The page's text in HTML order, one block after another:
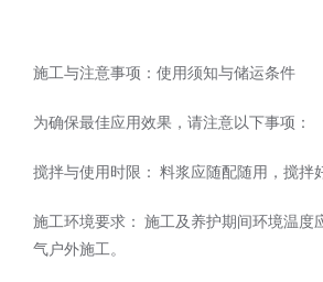
施工与注意事项：使用须知与储运条件
为确保最佳应用效果，请注意以下事项：
搅拌与使用时限： 料浆应随配随用，搅
施工环境要求： 施工及养护期间环境温
气户外施工。